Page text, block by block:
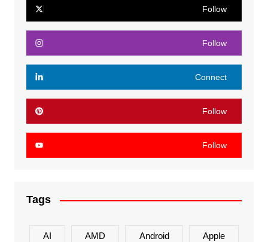
Follow
Follow
Connect
Follow
Follow
Tags
AI AMD Android Apple